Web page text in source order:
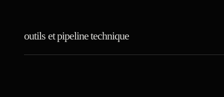
outils et pipeline technique